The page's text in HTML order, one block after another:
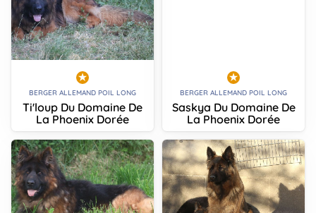
BERGER ALLEMAND POIL LONG
Ti'loup Du Domaine De
La Phoenix Dorée
BERGER ALLEMAND POIL LONG
Saskya Du Domaine De
La Phoenix Dorée